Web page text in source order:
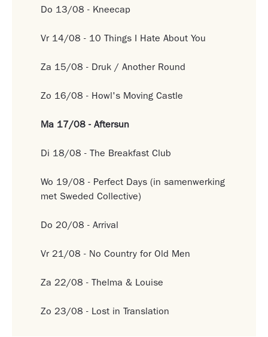
Do 13/08 - Kneecap
Vr 14/08 - 10 Things I Hate About You
Za 15/08 - Druk / Another Round
Zo 16/08 - Howl's Moving Castle
Ma 17/08 - Aftersun
Di 18/08 - The Breakfast Club
Wo 19/08 - Perfect Days (in samenwerking
met Sweded Collective)
Do 20/08 - Arrival
Vr 21/08 - No Country for Old Men
Za 22/08 - Thelma & Louise
Zo 23/08 - Lost in Translation